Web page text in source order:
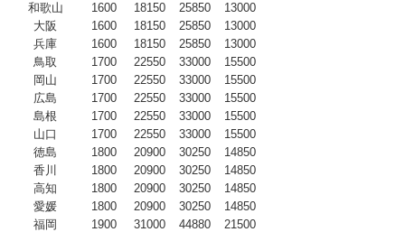
和歌山
1600 18150 25850
13000
大阪
1600 18150 25850
13000
兵庫
1600 18150 25850
13000
鳥取
1700 22550 33000
15500
岡山
1700 22550 33000
15500
広島
1700 22550 33000
15500
島根
1700 22550 33000
15500
山口
1700 22550 33000
15500
徳島
1800 20900 30250
14850
香川
1800 20900 30250
14850
高知
1800 20900 30250
14850
愛媛
1800 20900 30250
14850
福岡
1900 31000 44880
21500